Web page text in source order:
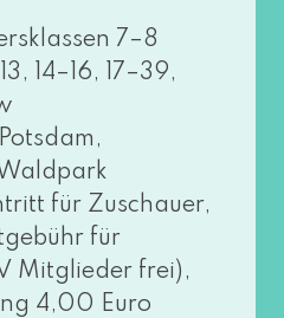
7–8
14–16, 17–39,
für Zuschauer,
für
Mitglieder frei),
4,00 Euro